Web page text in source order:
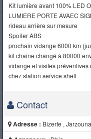
Kit lumière avant 100% LED
LUMIERE PORTE AVAEC
rideau arrière sur mesure
Spoiler ABS
prochain vidange 6000 km
kit chaine changé à 80000
vidange et visites
chez station service shell
Contact
Adresse : Bizerte , Jarzouna